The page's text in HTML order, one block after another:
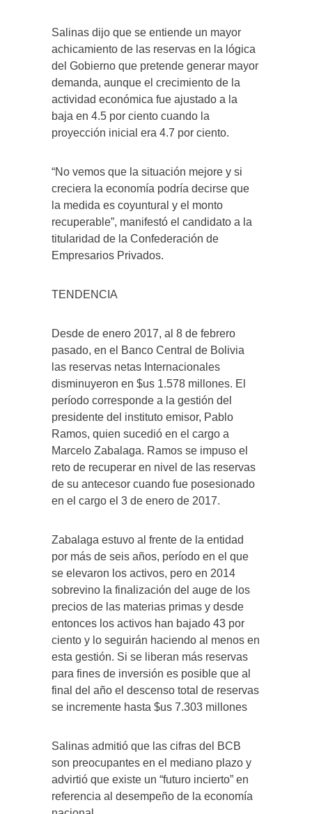
Salinas dijo que se entiende un mayor
achicamiento de las reservas en la lógica
del Gobierno que pretende generar mayor
demanda, aunque el crecimiento de la
actividad económica fue ajustado a la
baja en 4.5 por ciento cuando la
proyección inicial era 4.7 por ciento.
“No vemos que la situación mejore y si
creciera la economía podría decirse que
la medida es coyuntural y el monto
recuperable”, manifestó el candidato a la
titularidad de la Confederación de
Empresarios Privados.
TENDENCIA
Desde de enero 2017, al 8 de febrero
pasado, en el Banco Central de Bolivia
las reservas netas Internacionales
disminuyeron en $us 1.578 millones. El
período corresponde a la gestión del
presidente del instituto emisor, Pablo
Ramos, quien sucedió en el cargo a
Marcelo Zabalaga. Ramos se impuso el
reto de recuperar en nivel de las reservas
de su antecesor cuando fue posesionado
en el cargo el 3 de enero de 2017.
Zabalaga estuvo al frente de la entidad
por más de seis años, período en el que
se elevaron los activos, pero en 2014
sobrevino la finalización del auge de los
precios de las materias primas y desde
entonces los activos han bajado 43 por
ciento y lo seguirán haciendo al menos en
esta gestión. Si se liberan más reservas
para fines de inversión es posible que al
final del año el descenso total de reservas
se incremente hasta $us 7.303 millones
Salinas admitió que las cifras del BCB
son preocupantes en el mediano plazo y
advirtió que existe un “futuro incierto” en
referencia al desempeño de la economía